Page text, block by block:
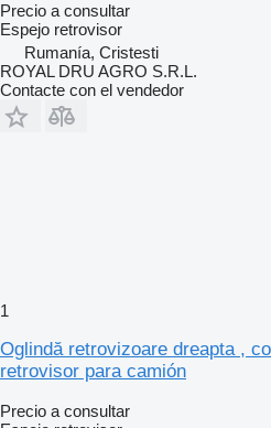
Precio a consultar
Espejo retrovisor
Rumanía, Cristesti
ROYAL DRU AGRO S.R.L.
Contacte con el vendedor
1
Oglindă retrovizoare dreapta ,
retrovisor para camión
Precio a consultar